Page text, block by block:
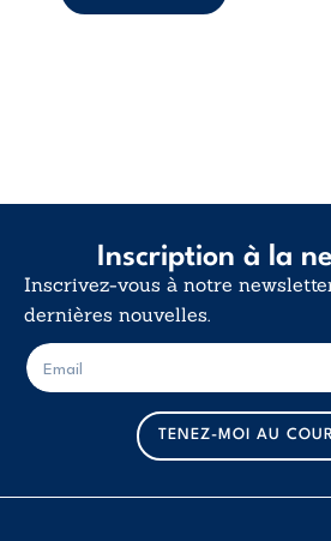
Inscription à la
Inscrivez-vous à notre
dernières nouvelles.
m
a
i
l
E
-
m
TENEZ-MOI AU